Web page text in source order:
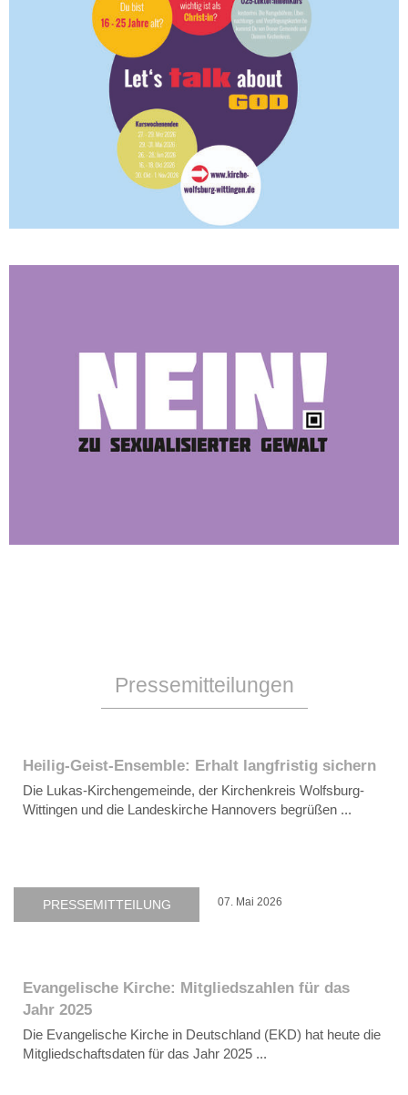
Pressemitteilungen
Heilig-Geist-Ensemble: Erhalt langfristig sichern
Die Lukas-Kirchengemeinde, der Kirchenkreis Wolfsburg-
Wittingen und die Landeskirche Hannovers begrüßen ...
PRESSEMITTEILUNG 07. Mai 2026
Evangelische Kirche: Mitgliedszahlen für das
Jahr 2025
Die Evangelische Kirche in Deutschland (EKD) hat heute die
Mitgliedschaftsdaten für das Jahr 2025 ...